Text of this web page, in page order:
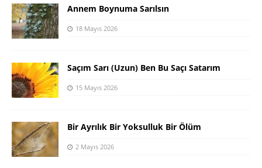
Annem Boynuma Sarılsın
18 Mayıs 2026
Saçım Sarı (Uzun) Ben Bu Saçı Satarım
15 Mayıs 2026
Bir Ayrılık Bir Yoksulluk Bir Ölüm
2 Mayıs 2026